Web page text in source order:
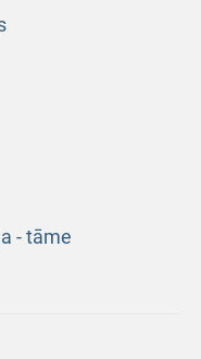
- tāme